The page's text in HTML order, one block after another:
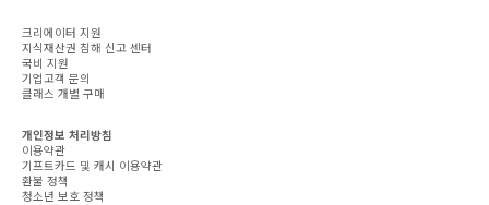
크리에이터 지원
지식재산권 침해 신고 센터
국비 지원
기업고객 문의
클래스 개별 구매
개인정보 처리방침
이용약관
기프트카드 및 캐시 이용약관
환불 정책
청소년 보호 정책